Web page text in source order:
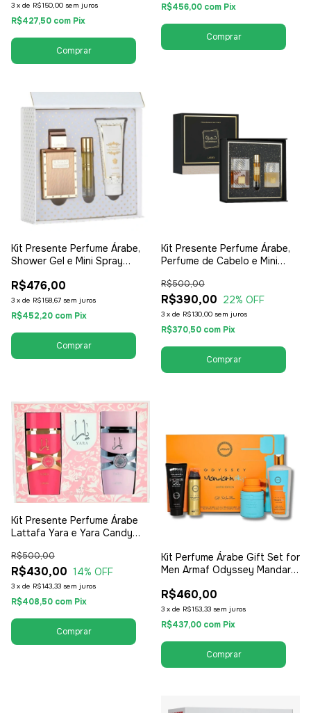
3 x de R$150,00 sem juros
R$427,50 com Pix
R$456,00 com Pix
Kit Presente Perfume Árabe,
Shower Gel e Mini Spray
The Kingdom - EDP Eau de
Parfum - Masculino
R$476,00
3 x de R$158,67 sem juros
R$452,20 com Pix
Kit Presente Perfume Árabe,
Perfume de Cabelo e Mini
Lattafa Khamrah 100ml - EDP
Eau de Parfum - Unissex /
Compartilhável
R$390,00
R$500,00
22% OFF
3 x de R$130,00 sem juros
R$370,50 com Pix
Kit Presente Perfume Árabe
Lattafa Yara e Yara Candy
Feminino
R$430,00
R$500,00
14% OFF
3 x de R$143,33 sem juros
R$408,50 com Pix
Kit Perfume Árabe Gift Set for
Men Armaf Odyssey Mandarin
100ml - EDP Eau de Parfum -
Masculino
R$460,00
3 x de R$153,33 sem juros
R$437,00 com Pix